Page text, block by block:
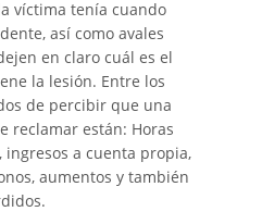
víctima tenía cuando
así como avales
en claro cuál es el
la lesión. Entre los
de percibir que una
reclamar están: Horas
ingresos a cuenta propia,
aumentos y también